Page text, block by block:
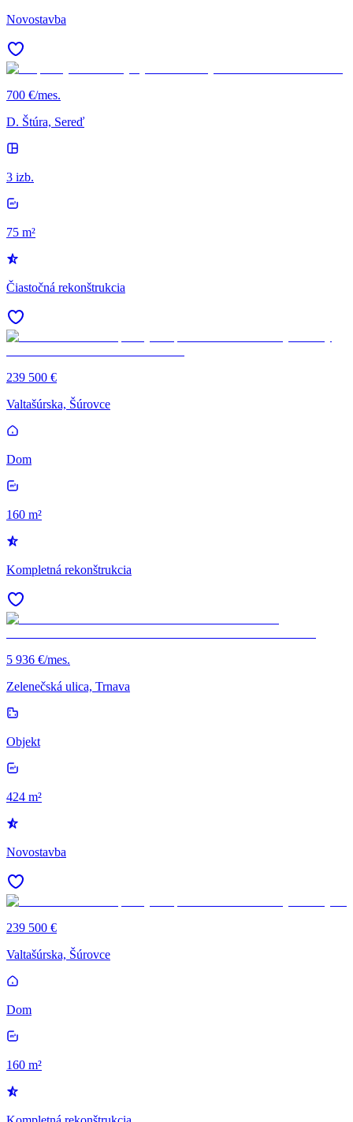
Novostavba
700 €/mes.
D. Štúra, Sereď
3 izb.
75 m²
Čiastočná rekonštrukcia
239 500 €
Valtašúrska, Šúrovce
Dom
160 m²
Kompletná rekonštrukcia
5 936 €/mes.
Zelenečská ulica, Trnava
Objekt
424 m²
Novostavba
239 500 €
Valtašúrska, Šúrovce
Dom
160 m²